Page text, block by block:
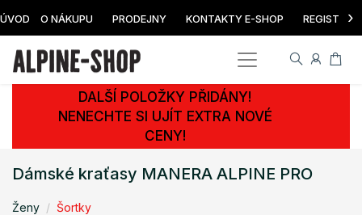
ÚVOD O NÁKUPU PRODEJNY KONTAKTY E-SHOP ›
DALŠÍ POLOŽKY PŘIDÁNY!
NENECHTE SI UJÍT EXTRA NOVÉ
CENY!
Dámské kraťasy MANERA ALPINE PRO
Ženy Šortky